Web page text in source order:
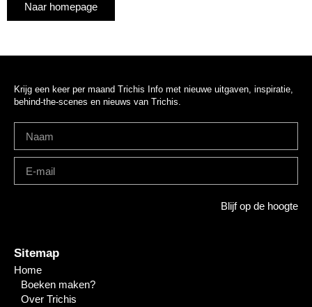
Naar homepage
Krijg een keer per maand Trichis Info met nieuwe uitgaven, inspiratie,
behind-the-scenes en nieuws van Trichis.
Blijf op de hoogte
Sitemap
Home
Boeken maken?
Over Trichis